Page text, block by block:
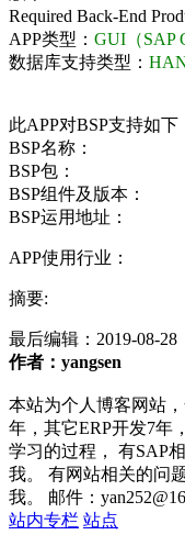
Required Back-End
APP类型： GUI（SAP
数据库支持类型：
此APP对BSP支持如下
BSP名称：
BSP包：
BSP组件及版本：
BSP运用地址：
APP使用行业：
摘要:
最后编辑： 2019-08-28
作者：yangsen
本站为个人博客网站
年，其它ERP开发7年
学习的过程， 有SAP
我。 有网站相关的问
我。 邮件：
站内专栏 站点